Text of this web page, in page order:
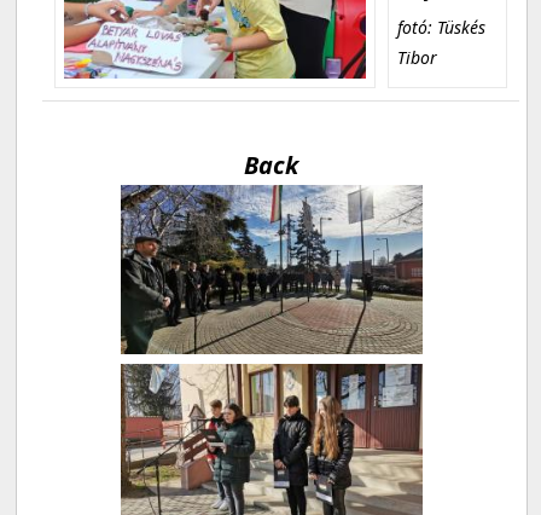
fotó: Tüskés
Tibor
Back